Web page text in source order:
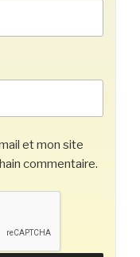
et mon site
commentaire.